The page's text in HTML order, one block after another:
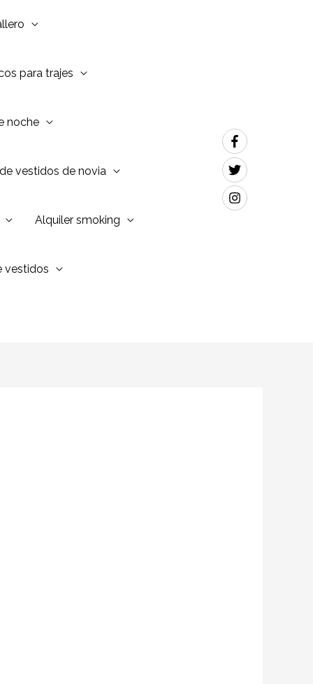
para trajes
noche
vestidos de novia
Alquiler smoking
vestidos